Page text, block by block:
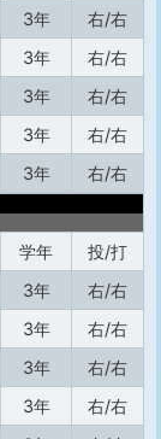
3年
右/右
3年
右/右
3年
右/右
3年
右/右
3年
右/右
学年
投/打
3年
右/右
3年
右/右
3年
右/右
3年
右/右